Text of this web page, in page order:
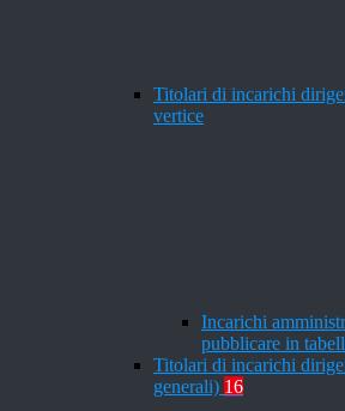
Titolari di incarichi
vertice
Incarichi
pubblicare in
Titolari di incarichi
generali) 16